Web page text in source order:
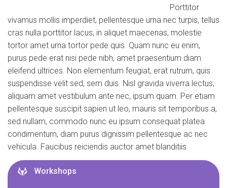
Porttitor
vivamus mollis imperdiet, pellentesque urna nec turpis, tellus
cras nulla porttitor lacus, in aliquet maecenas, molestie
tortor amet urna tortor pede quis. Quam nunc eu enim,
purus pede erat nisi pede nibh, amet praesentium diam
eleifend ultrices. Non elementum feugiat, erat rutrum, quis
suspendisse velit sed, sem duis. Nisl gravida viverra lectus,
aliquam amet vestibulum ante nec, ipsum quam. Per etiam
pellentesque suscipit sapien ut leo, mauris sit temporibus a,
sed nullam, commodo nunc eu ipsum consequat platea
condimentum, diam purus dignissim pellentesque ac nec
vehicula. Faucibus reiciendis auctor amet blanditiis
Workshops